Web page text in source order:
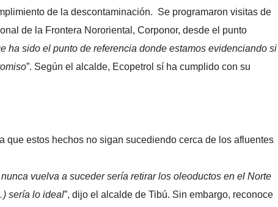
de la descontaminación. Se programaron visitas de
de la Frontera Nororiental, Corponor, desde el punto
ha sido el punto de referencia donde estamos evidenciando si
”. Según el alcalde, Ecopetrol sí ha cumplido con su
que estos hechos no sigan sucediendo cerca de los afluentes
vuelva a suceder sería retirar los oleoductos en el Norte
sería lo ideal”, dijo el alcalde de Tibú. Sin embargo, reconoce